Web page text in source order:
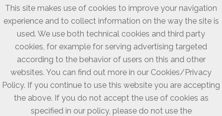
This site makes use of cookies to improve your navigation
experience and to collect information on the way the site is
used. We use both technical cookies and third party
cookies, for example for serving advertising targeted
according to the behavior of users on this and other
websites. You can find out more in our Cookies/Privacy
Policy. If you continue to use this website you are accepting
the above. If you do not accept the use of cookies as
specified in our policy, please do not use the